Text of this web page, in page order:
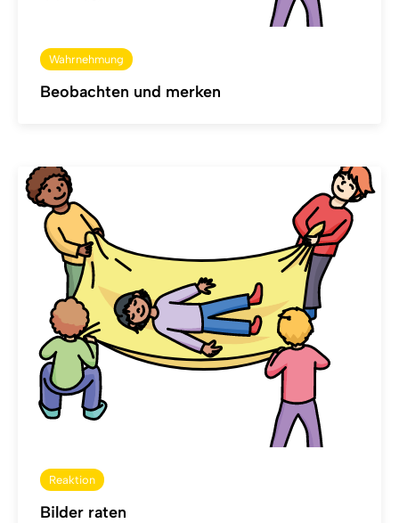
Wahrnehmung
Beobachten und merken
Reaktion
Bilder raten